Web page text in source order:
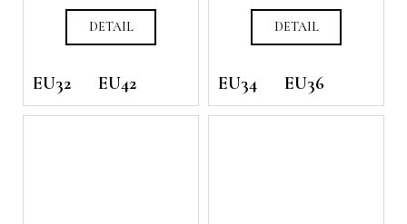
DETAIL
EU32 EU42
DETAIL
EU34 EU36